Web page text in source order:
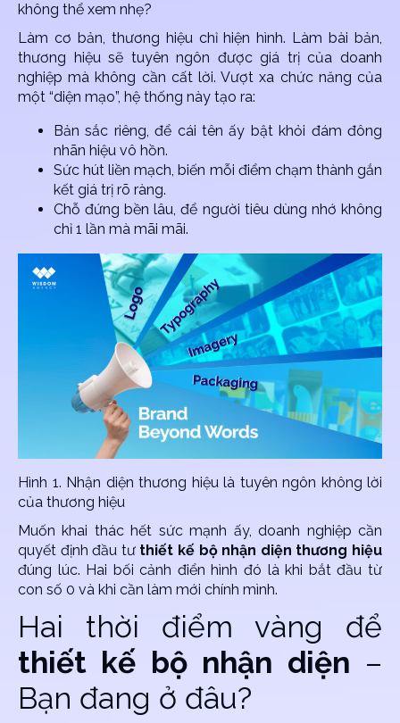
không thể xem nhẹ?
Làm cơ bản, thương hiệu chỉ hiện hình. Làm bài bản,
thương hiệu sẽ tuyên ngôn được giá trị của doanh
nghiệp mà không cần cất lời. Vượt xa chức năng của
một “diện mạo”, hệ thống này tạo ra:
Bản sắc riêng, để cái tên ấy bật khỏi đám đông
nhãn hiệu vô hồn.
Sức hút liền mạch, biến mỗi điểm chạm thành gắn
kết giá trị rõ ràng.
Chỗ đứng bền lâu, để người tiêu dùng nhớ không
chỉ 1 lần mà mãi mãi.
Hình 1. Nhận diện thương hiệu là tuyên ngôn không lời
của thương hiệu
Muốn khai thác hết sức mạnh ấy, doanh nghiệp cần
quyết định đầu tư thiết kế bộ nhận diện thương hiệu
đúng lúc. Hai bối cảnh điển hình đó là khi bắt đầu từ
con số 0 và khi cần làm mới chính mình.
Hai thời điểm vàng để
thiết kế bộ nhận diện –
Bạn đang ở đâu?